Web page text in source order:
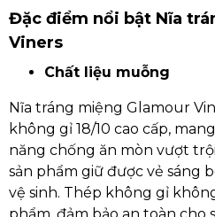
Đặc điểm nổi bật Nĩa
Viners
Chất liệu muỗng
Nĩa tráng miệng Glamour
không gỉ 18/10 cao cấp,
năng chống ăn mòn vượt
sản phẩm giữ được vẻ sáng
vệ sinh. Thép không gỉ
phẩm, đảm bảo an toàn cho